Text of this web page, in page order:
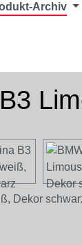
Archiv